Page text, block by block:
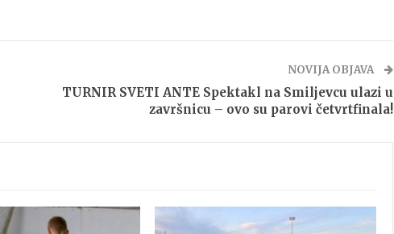
NOVIJA OBJAVA
TURNIR SVETI ANTE Spektakl na Smiljevcu ulazi u
završnicu – ovo su parovi četvrtfinala!